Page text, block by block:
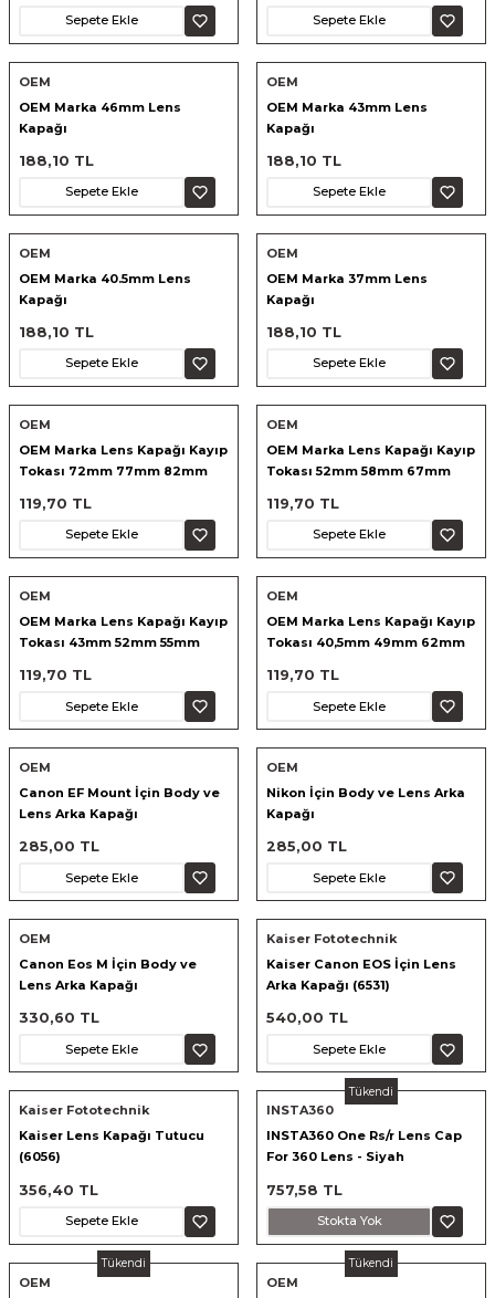
Sepete Ekle Sepete Ekle
OEM
OEM Marka 46mm Lens
Kapağı
188,10 TL
Sepete Ekle
OEM
OEM Marka 43mm Lens
Kapağı
188,10 TL
Sepete Ekle
OEM
OEM Marka 40.5mm Lens
Kapağı
188,10 TL
Sepete Ekle
OEM
OEM Marka 37mm Lens
Kapağı
188,10 TL
Sepete Ekle
OEM
OEM Marka Lens Kapağı Kayıp
Tokası 72mm 77mm 82mm
119,70 TL
Sepete Ekle
OEM
OEM Marka Lens Kapağı Kayıp
Tokası 52mm 58mm 67mm
119,70 TL
Sepete Ekle
OEM
OEM Marka Lens Kapağı Kayıp
Tokası 43mm 52mm 55mm
119,70 TL
Sepete Ekle
OEM
OEM Marka Lens Kapağı Kayıp
Tokası 40,5mm 49mm 62mm
119,70 TL
Sepete Ekle
OEM
Canon EF Mount İçin Body ve
Lens Arka Kapağı
285,00 TL
Sepete Ekle
OEM
Nikon İçin Body ve Lens Arka
Kapağı
285,00 TL
Sepete Ekle
OEM
Canon Eos M İçin Body ve
Lens Arka Kapağı
330,60 TL
Sepete Ekle
Kaiser Fototechnik
Kaiser Canon EOS İçin Lens
Arka Kapağı (6531)
540,00 TL
Sepete Ekle
Kaiser Fototechnik
Kaiser Lens Kapağı Tutucu
(6056)
356,40 TL
Sepete Ekle
Tükendi
INSTA360
INSTA360 One Rs/r Lens Cap
For 360 Lens - Siyah
757,58 TL
Stokta Yok
Tükendi
OEM
Tükendi
OEM